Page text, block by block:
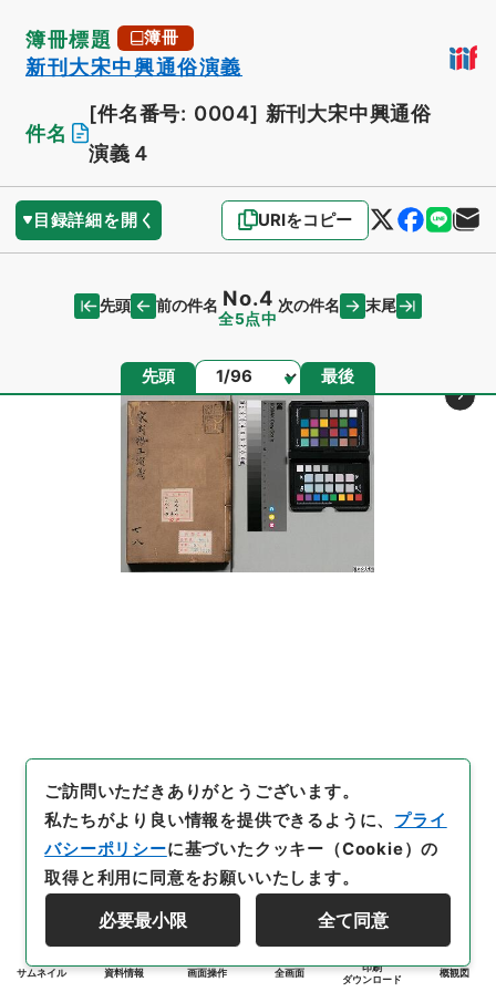
簿冊標題 簿冊
新刊大宋中興通俗演義
件名
[件名番号: 0004] 新刊大宋中興通俗
演義４
目録詳細を開く URIをコピー
先頭 前の件名 No.4
全5点中
次の件名 末尾
先頭 ページ 最後
サムネイル 資料情報 画面操作 全画面
印刷
ダウンロード
概観図
ご訪問いただきありがとうございます。
私たちがより良い情報を提供できるように、 プライ
バシーポリシーに基づいたクッキー（Cookie）の
取得と利用に同意をお願いいたします。
必要最小限 全て同意